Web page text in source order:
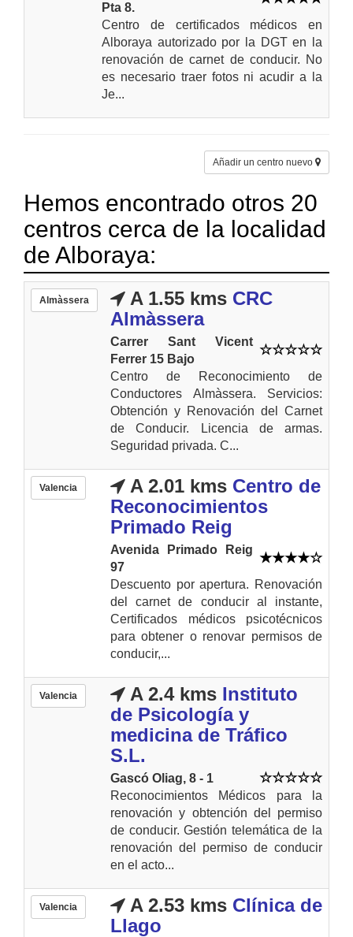
Pta 8.
Centro de certificados médicos en
Alboraya autorizado por la DGT en la
renovación de carnet de conducir. No
es necesario traer fotos ni acudir a la
Je...
Añadir un centro nuevo
Hemos encontrado otros 20
centros cerca de la localidad
de Alboraya:
Almàssera A 1.55 kms CRC
Almàssera
Carrer Sant Vicent
Ferrer 15 Bajo
Centro de Reconocimiento de
Conductores Almàssera. Servicios:
Obtención y Renovación del Carnet
de Conducir. Licencia de armas.
Seguridad privada. C...
Valencia A 2.01 kms Centro de
Reconocimientos
Primado Reig
Avenida Primado Reig
97
Descuento por apertura. Renovación
del carnet de conducir al instante,
Certificados médicos psicotécnicos
para obtener o renovar permisos de
conducir,...
Valencia A 2.4 kms Instituto
de Psicología y
medicina de Tráfico
S.L.
Gascó Oliag, 8 - 1
Reconocimientos Médicos para la
renovación y obtención del permiso
de conducir. Gestión telemática de la
renovación del permiso de conducir
en el acto...
Valencia A 2.53 kms Clínica de
Llago